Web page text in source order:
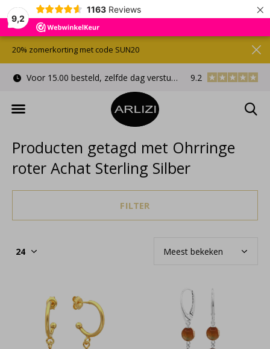
9,2
1163 Reviews ×
Voor 15.00 besteld, zelfde dag verstuurd Gratis
9.2
20% zomerkorting met code SUN20
Producten getagd met Ohrringe
roter Achat Sterling Silber
FILTER